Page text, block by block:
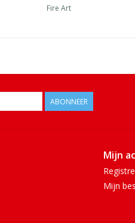
Fire Art
ABONNEER
Mijn
Mijn